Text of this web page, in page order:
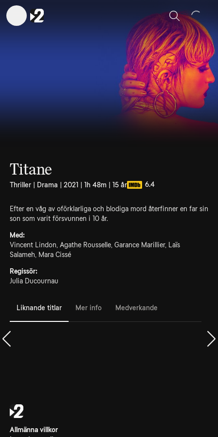
Sök
Titane
Thriller | Drama | 2021 | 1h 48m | 15 år 6.4
Efter en våg av oförklarliga och blodiga mord återfinner en far sin
son som varit försvunnen i 10 år.
Med:
Vincent Lindon, Agathe Rousselle, Garance Marillier, Laïs
Salameh, Mara Cissé
Regissör:
Julia Ducournau
Liknande titlar Mer info Medverkande
Allmänna villkor